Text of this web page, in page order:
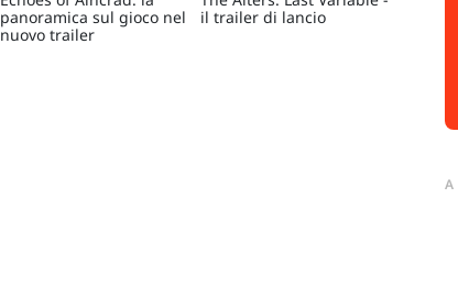
panoramica sul gioco nel
nuovo trailer
il trailer di lancio